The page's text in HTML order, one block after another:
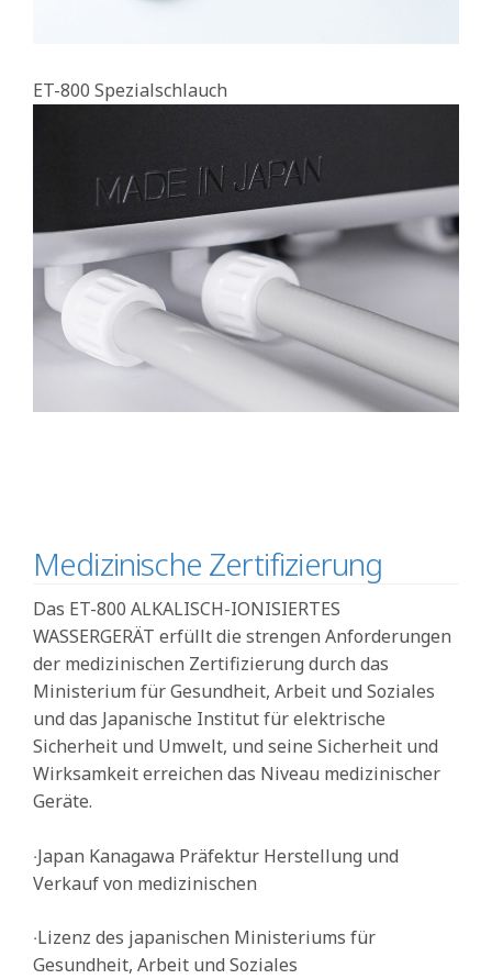
ET-800 Spezialschlauch
Medizinische Zertifizierung
Das ET-800 ALKALISCH-IONISIERTES
WASSERGERÄT erfüllt die strengen Anforderungen
der medizinischen Zertifizierung durch das
Ministerium für Gesundheit, Arbeit und Soziales
und das Japanische Institut für elektrische
Sicherheit und Umwelt, und seine Sicherheit und
Wirksamkeit erreichen das Niveau medizinischer
Geräte.
‧Japan Kanagawa Präfektur Herstellung und
Verkauf von medizinischen
‧Lizenz des japanischen Ministeriums für
Gesundheit, Arbeit und Soziales